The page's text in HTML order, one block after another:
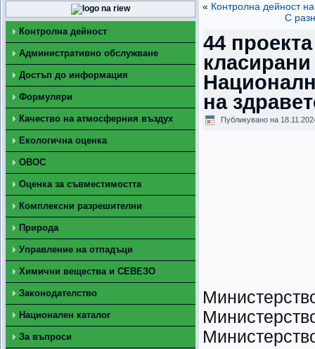
Контролна дейност
Административно обслужване
Достъп до информация
Формуляри
Качество на атмосферния въздух
Екологична оценка
ОВОС
Оценка за съвместимостта
Комплексни разрешителни
Природа
Управление на отпадъци
Химични вещества и СЕВЕЗО
Законодателство
Национален каталог
За въпроси
« Контролна дейност
С
44
на
Публикувано на